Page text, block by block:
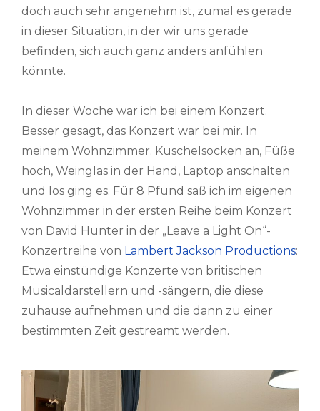
doch auch sehr angenehm ist, zumal es gerade
in dieser Situation, in der wir uns gerade
befinden, sich auch ganz anders anfühlen
könnte.
In dieser Woche war ich bei einem Konzert.
Besser gesagt, das Konzert war bei mir. In
meinem Wohnzimmer. Kuschelsocken an, Füße
hoch, Weinglas in der Hand, Laptop anschalten
und los ging es. Für 8 Pfund saß ich im eigenen
Wohnzimmer in der ersten Reihe beim Konzert
von David Hunter in der „Leave a Light On“-
Konzertreihe von Lambert Jackson Productions:
Etwa einstündige Konzerte von britischen
Musicaldarstellern und -sängern, die diese
zuhause aufnehmen und die dann zu einer
bestimmten Zeit gestreamt werden.